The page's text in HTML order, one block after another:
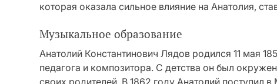
которая оказала сильное влияние на Анатолия,
Музыкальное образование
Анатолий Константинович Лядов родился 11 мая
педагога и композитора. С детства он был
своих родителей. В 1862 году Анатолий поступил